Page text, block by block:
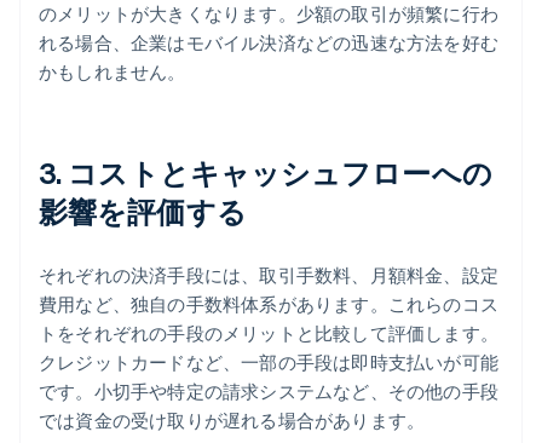
のメリットが大きくなります。少額の取引が頻繁に行わ
れる場合、企業はモバイル決済などの迅速な方法を好む
かもしれません。
3. コストとキャッシュフローへの
影響を評価する
それぞれの決済手段には、取引手数料、月額料金、設定
費用など、独自の手数料体系があります。これらのコス
トをそれぞれの手段のメリットと比較して評価します。
クレジットカードなど、一部の手段は即時支払いが可能
です。小切手や特定の請求システムなど、その他の手段
では資金の受け取りが遅れる場合があります。